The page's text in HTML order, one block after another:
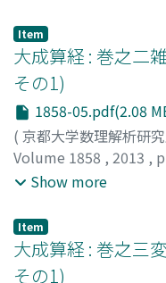
Goto, Takefumi
タケベ, カタアキラ;タ
コマツ, ヒコサブロウ
Item
大成算経 : 巻之二
その1)
1858-05.pdf(2.08
( 京都大学数理解析研
Volume 1858 , 2013 ,
関, 孝和; 建部, 賢明
Komatsu, Hikosaburo
ラ;タケベ, カタヒロ;
Show more
Item
大成算経 : 巻之三
その1)